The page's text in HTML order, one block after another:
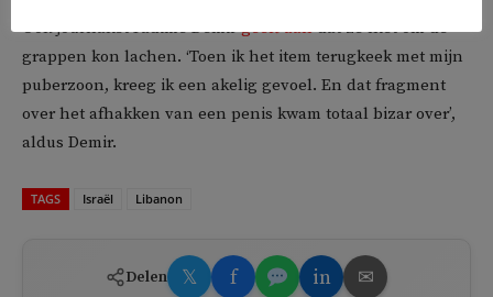
Ook journalist Fadime Demirgeeft aandat ze niet om de
grappen kon lachen. ‘Toen ik het item terugkeek met mijn
puberzoon, kreeg ik een akelig gevoel. En dat fragment
over het afhakken van een penis kwam totaal bizar over’,
aldus Demir.
TAGS Israël Libanon
Delen 𝕏 f in ✉